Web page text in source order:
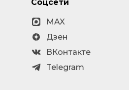
Соцсети
MAX
Дзен
ВКонтакте
Telegram